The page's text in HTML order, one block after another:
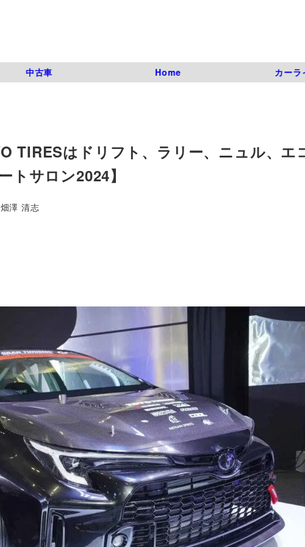
中古車 Home カーラ
TIRESはドリフト、ラリー、ニュル、エ
トサロン2024】
著
畑澤 清志